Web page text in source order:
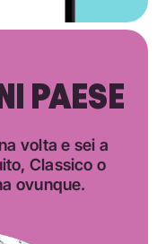
PAESE
volta e sei a
Classico o
ovunque.